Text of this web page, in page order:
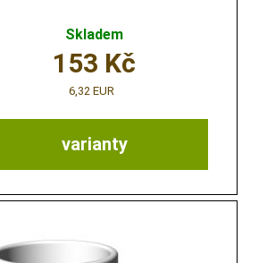
Skladem
varianty
153 Kč
6,32 EUR